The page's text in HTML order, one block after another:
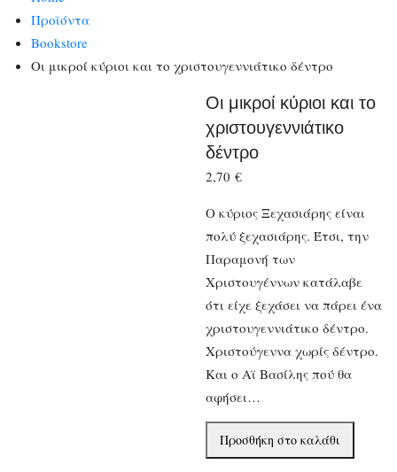
Προϊόντα
Bookstore
Οι μικροί κύριοι και το χριστουγεννιάτικο δέντρο
Οι μικροί κύριοι και το
χριστουγεννιάτικο
δέντρο
2,70€
Ο κύριος Ξεχασιάρης είναι
πολύ ξεχασιάρης. Έτσι, την
Παραμονή των
Χριστουγέννων κατάλαβε
ότι είχε ξεχάσει να πάρει ένα
χριστουγεννιάτικο δέντρο.
Χριστούγεννα χωρίς δέντρο.
Και ο Αϊ Βασίλης πού θα
αφήσει…
μικροί
Προσθήκη στο καλάθι